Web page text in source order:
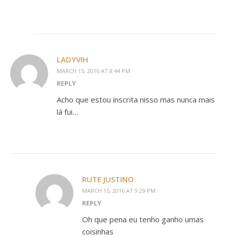
LADYVIH
MARCH 15, 2016 AT 8:44 PM
REPLY
Acho que estou inscrita nisso mas nunca mais
lá fui…
RUTE JUSTINO
MARCH 15, 2016 AT 9:29 PM
REPLY
Oh que pena eu tenho ganho umas
coisinhas